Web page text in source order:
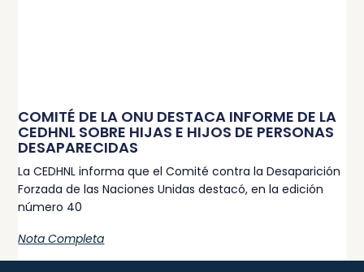
COMITÉ DE LA ONU DESTACA INFORME DE LA
CEDHNL SOBRE HIJAS E HIJOS DE PERSONAS
DESAPARECIDAS
La CEDHNL informa que el Comité contra la Desaparición
Forzada de las Naciones Unidas destacó, en la edición
número 40
Nota Completa